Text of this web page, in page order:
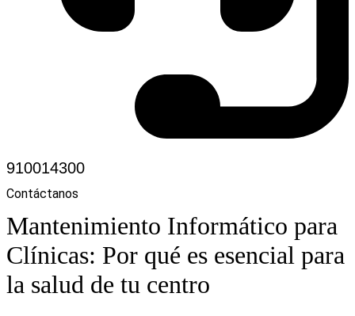
910014300
Contáctanos
Mantenimiento Informático para
Clínicas: Por qué es esencial para
la salud de tu centro